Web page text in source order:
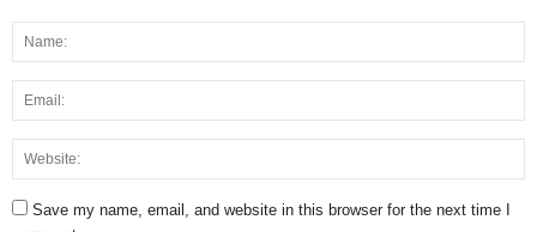
Save my name, email, and website in this browser for the next time I